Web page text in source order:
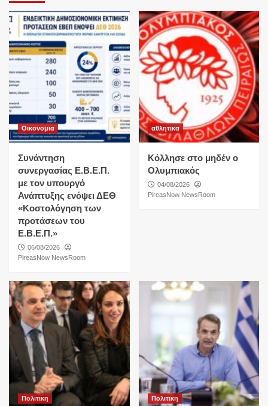
Οικονομια
Συνάντηση
συνεργασίας Ε.Β.Ε.Π.
με τον υπουργό
Ανάπτυξης ενόψει ΔΕΘ
«Κοστολόγηση των
προτάσεων του
Ε.Β.Ε.Π.»
06/08/2026
PireasNow NewsRoom
αθλητικα
Κόλλησε στο μηδέν ο
Ολυμπιακός
04/08/2026
PireasNow NewsRoom
Πολιτικη Πολιτικη